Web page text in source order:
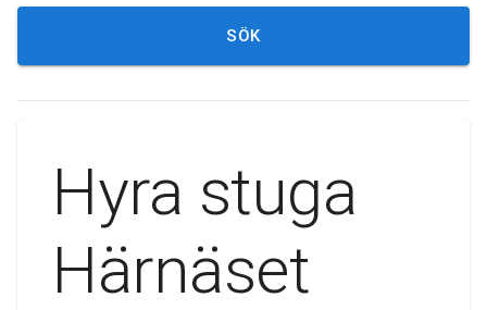
SÖK
Hyra stuga
Härnäset